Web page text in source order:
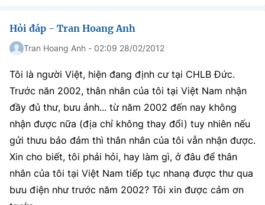
Hỏi đáp - Tran Hoang Anh
Tran Hoang Anh - 02:09 28/02/2012
Tôi là người Việt, hiện đang định cư tại CHLB Đức.
Trước năn 2002, thân nhân của tôi tại Việt Nam nhận
đầy đủ thư, bưu ảnh... từ năm 2002 đến nay không
nhận được nữa (địa chỉ không thay đổi) tuy nhiên nếu
gửi thưu bảo đảm thì thân nhân của tôi vẫn nhận được.
Xin cho biết, tôi phải hỏi, hay làm gì, ở đâu để thân
nhân của tôi tại Việt Nam tiếp tục nhanạ được thư qua
bưu điện như trước năm 2002? Tôi xin được cảm ơn